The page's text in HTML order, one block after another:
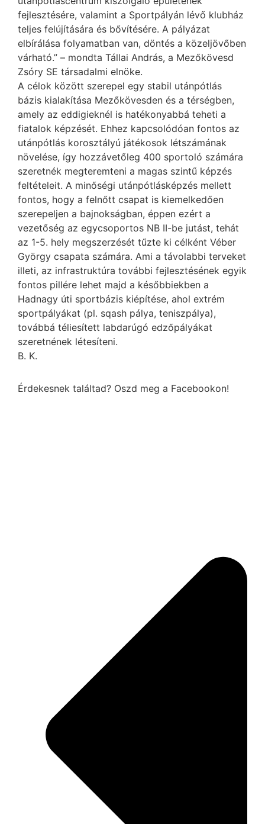
fejlesztésére, valamint a Sportpályán lévő klubház
teljes felújítására és bővítésére. A pályázat
elbírálása folyamatban van, döntés a közeljövőben
várható.” – mondta Tállai András, a Mezőkövesd
Zsóry SE társadalmi elnöke.
A célok között szerepel egy stabil utánpótlás
bázis kialakítása Mezőkövesden és a térségben,
amely az eddigieknél is hatékonyabbá teheti a
fiatalok képzését. Ehhez kapcsolódóan fontos az
utánpótlás korosztályú játékosok létszámának
növelése, így hozzávetőleg 400 sportoló számára
szeretnék megteremteni a magas szintű képzés
feltételeit. A minőségi utánpótlásképzés mellett
fontos, hogy a felnőtt csapat is kiemelkedően
szerepeljen a bajnokságban, éppen ezért a
vezetőség az egycsoportos NB II-be jutást, tehát
az 1-5. hely megszerzését tűzte ki célként Véber
György csapata számára. Ami a távolabbi terveket
illeti, az infrastruktúra további fejlesztésének egyik
fontos pillére lehet majd a későbbiekben a
Hadnagy úti sportbázis kiépítése, ahol extrém
sportpályákat (pl. sqash pálya, teniszpálya),
továbbá téliesített labdarúgó edzőpályákat
szeretnének létesíteni.
B. K.
Érdekesnek találtad? Oszd meg a Facebookon!